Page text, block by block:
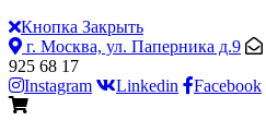
Кнопка Закрыть
г. Москва, ул. Паперника д.9
925 68 17
Instagram
Linkedin Facebook